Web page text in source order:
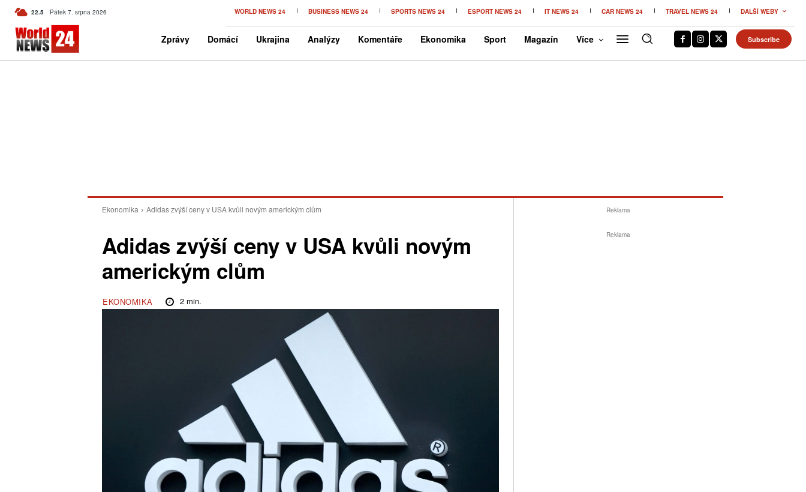
22.5 C Czech
Pátek 7. srpna 2026 WORLD NEWS 24 BUSINESS NEWS 24 SPORTS NEWS 24 ESPORT NEWS 24 IT NEWS 24 CAR NEWS 24 TRAVEL NEWS 24 DALŠÍ WEBY
Zprávy Domácí Ukrajina Analýzy Komentáře Ekonomika Sport Magazín Více Subscribe
Ekonomika Adidas zvýší ceny v USA kvůli novým americkým clům
Adidas zvýší ceny v USA kvůli novým
americkým clům
EKONOMIKA 2min.
Reklama
Reklama